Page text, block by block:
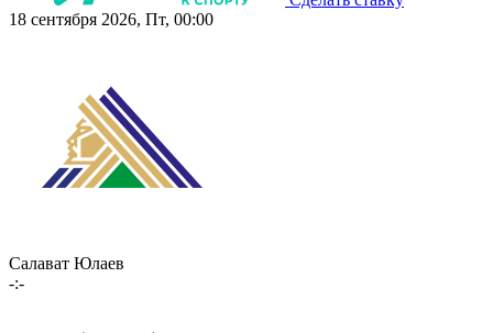
18 сентября 2026, Пт, 00:00
Салават Юлаев
-:-